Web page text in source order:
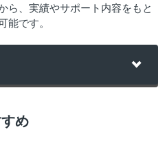
ら、実績やサポート内容をもと
能です。
め